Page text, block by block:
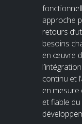
approche
retours
besoins
en œuvre
continu et
en mesure
et fiable